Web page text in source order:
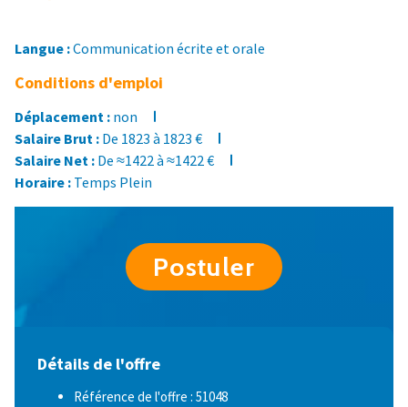
Langue :Communication écrite et orale
Conditions d'emploi
Déplacement : non
Salaire Brut : De 1823 à 1823 €
Salaire Net : De ≈1422 à ≈1422 €
Horaire : Temps Plein
Postuler
Détails de l'offre
Référence de l'offre : 51048